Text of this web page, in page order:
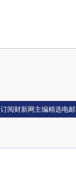
订阅财新网主编精选电邮